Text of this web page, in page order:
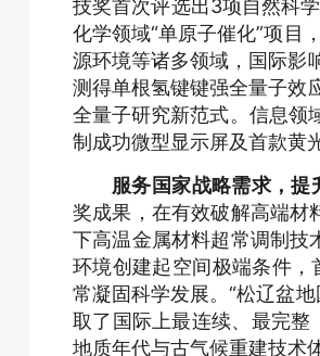
技奖首次评选出3项自然科
化学领域“单原子催化”项目
源环境等诸多领域，国际影
测得单根氢键键强全量子效
全量子研究新范式。信息领
制成功微型显示屏及首款黄
服务国家战略需求，提
奖成果，在有效破解高端材
下高温金属材料超常调制技
环境创建起空间极端条件
常凝固科学发展。“松辽盆
取了国际上最连续、最完整
地质年代与古气候重建技术